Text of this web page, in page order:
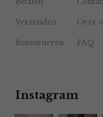
Verzenden Over
Retourneren FAQ
Instagram